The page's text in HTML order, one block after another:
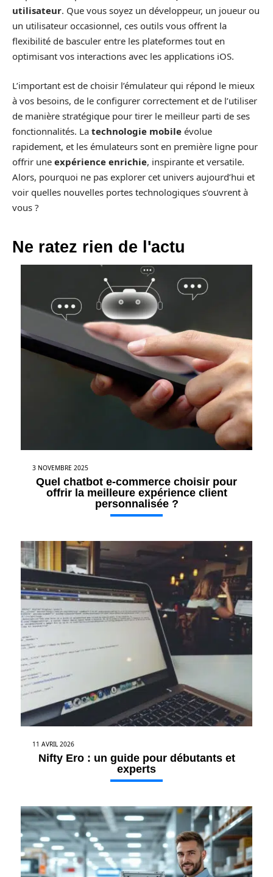
utilisateur. Que vous soyez un développeur, un joueur ou
un utilisateur occasionnel, ces outils vous offrent la
flexibilité de basculer entre les plateformes tout en
optimisant vos interactions avec les applications iOS.
L’important est de choisir l’émulateur qui répond le mieux
à vos besoins, de le configurer correctement et de l’utiliser
de manière stratégique pour tirer le meilleur parti de ses
fonctionnalités. La technologie mobile évolue
rapidement, et les émulateurs sont en première ligne pour
offrir une expérience enrichie, inspirante et versatile.
Alors, pourquoi ne pas explorer cet univers aujourd’hui et
voir quelles nouvelles portes technologiques s’ouvrent à
vous ?
Ne ratez rien de l'actu
3 NOVEMBRE 2025
Quel chatbot e-commerce choisir pour
offrir la meilleure expérience client
personnalisée ?
11 AVRIL 2026
Nifty Ero : un guide pour débutants et
experts